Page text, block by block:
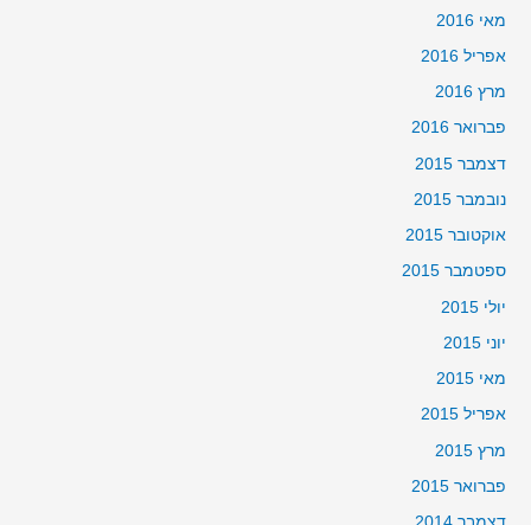
מאי 2016
אפריל 2016
מרץ 2016
פברואר 2016
דצמבר 2015
נובמבר 2015
אוקטובר 2015
ספטמבר 2015
יולי 2015
יוני 2015
מאי 2015
אפריל 2015
מרץ 2015
פברואר 2015